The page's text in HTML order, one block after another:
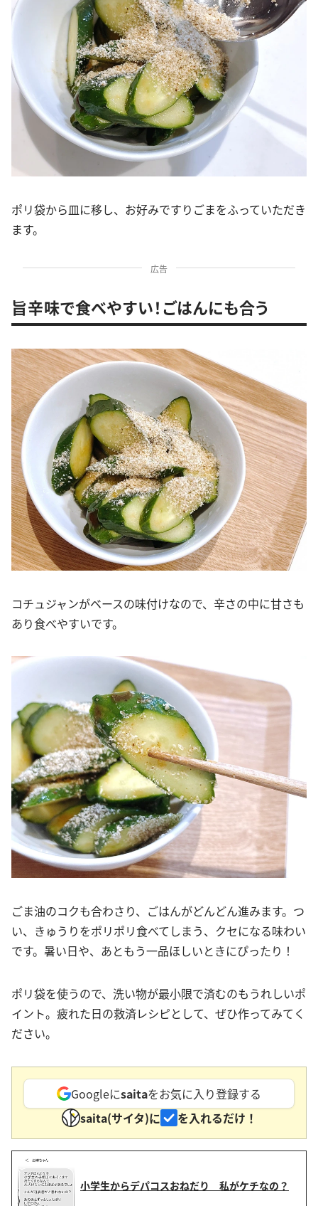
ポリ袋から皿に移し、お好みですりごまをふっていただき
ます。
広告
旨辛味で食べやすい！ごはんにも合う
コチュジャンがベースの味付けなので、辛さの中に甘さも
あり食べやすいです。
ごま油のコクも合わさり、ごはんがどんどん進みます。つ
い、きゅうりをポリポリ食べてしまう、クセになる味わい
です。暑い日や、あともう一品ほしいときにぴったり！
ポリ袋を使うので、洗い物が最小限で済むのもうれしいポ
イント。疲れた日の救済レシピとして、ぜひ作ってみてく
ださい。
Googleにsaitaをお気に入り登録する
saita(サイタ)に
を入れるだけ！
小学生からデパコスおねだり 私がケチなの？